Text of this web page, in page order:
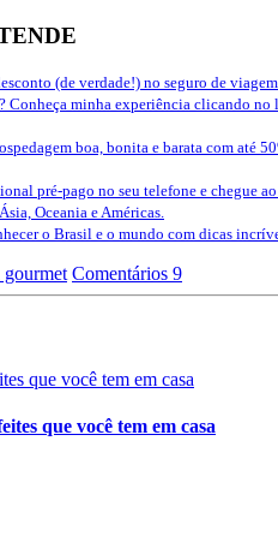
(de verdade!) no seguro de
Conheça minha experiência clicando
boa, bonita e barata com até
pré-pago no seu telefone e chegue
Oceania e Américas.
o Brasil e o mundo com dicas
gourmet Comentários 9
que você tem em casa